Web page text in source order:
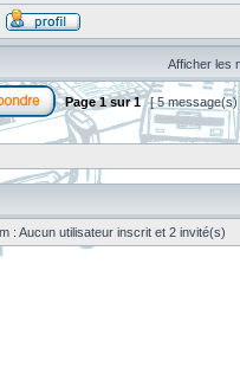
Afficher les
Page1sur1 [ 5 message(s)
: Aucun utilisateur inscrit et 2 invité(s)